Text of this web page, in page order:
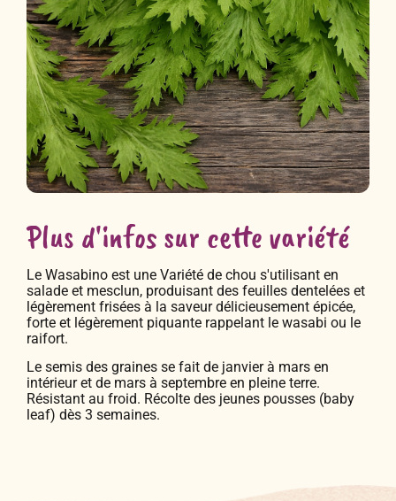
Plus d'infos sur cette variété
Le Wasabino est une Variété de chou s'utilisant en
salade et mesclun, produisant des feuilles dentelées et
légèrement frisées à la saveur délicieusement épicée,
forte et légèrement piquante rappelant le wasabi ou le
raifort.
Le semis des graines se fait de janvier à mars en
intérieur et de mars à septembre en pleine terre.
Résistant au froid. Récolte des jeunes pousses (baby
leaf) dès 3 semaines.